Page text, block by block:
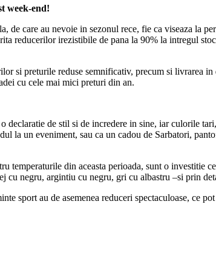
week-end!
de care au nevoie in sezonul rece, fie ca viseaza la
reducerilor irezistibile de pana la 90% la intregul
si preturile reduse semnificativ, precum si livrarea
cu cele mai mici preturi din an.
declaratie de stil si de incredere in sine, iar culorile
la un eveniment, sau ca un cadou de Sarbatori,
temperaturile din aceasta perioada, sunt o investitie
cu negru, argintiu cu negru, gri cu albastru –si prin
sport au de asemenea reduceri spectaculoase, ce